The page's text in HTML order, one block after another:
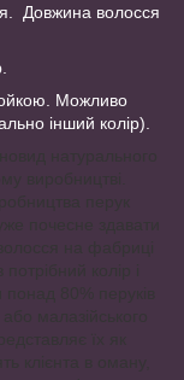
Довжина волосся
Можливо
інший колір).